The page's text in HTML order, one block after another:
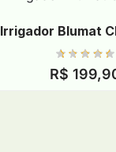
Irrigador Blumat
R$